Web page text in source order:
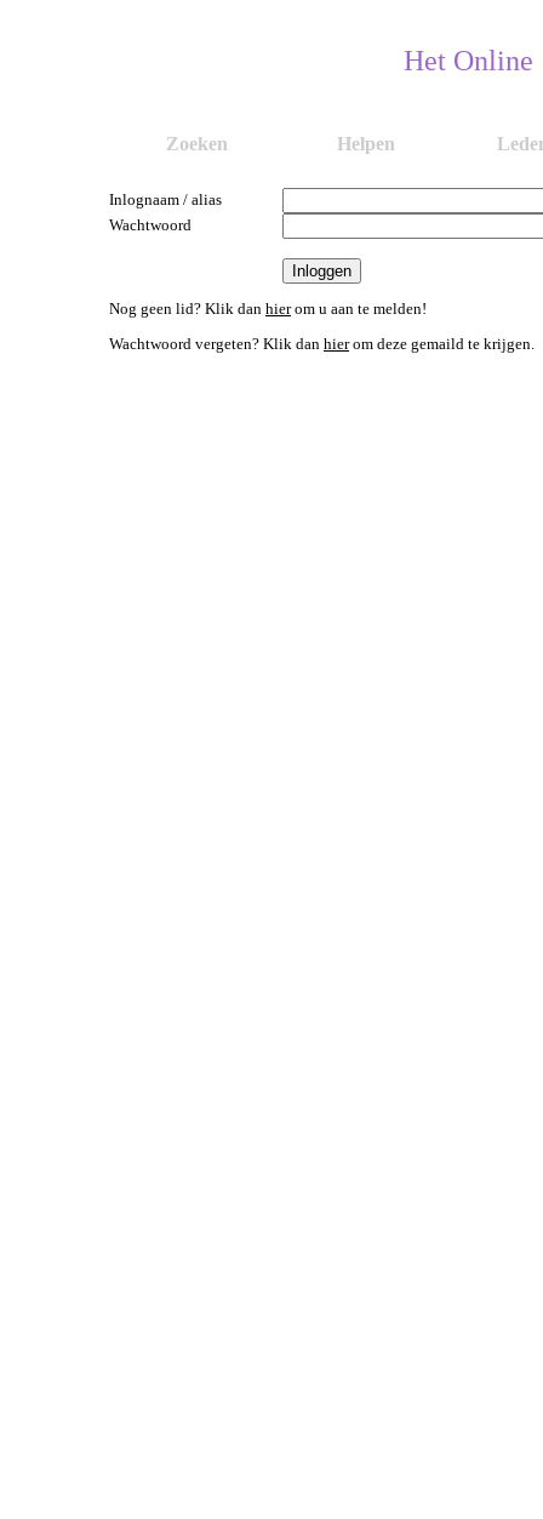
Het Online
Zoeken Helpen
Inlognaam / alias
Wachtwoord
Nog geen lid? Klik dan hierom u aan te melden!
Wachtwoord vergeten? Klik dan hierom deze gemaild te krijgen.